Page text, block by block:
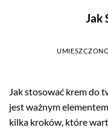
Jak
Jak stosować krem do
jest ważnym
kilka kroków, które